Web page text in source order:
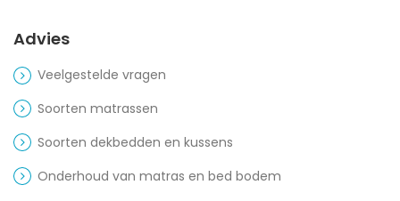
Advies
Veelgestelde vragen
Soorten matrassen
Soorten dekbedden en kussens
Onderhoud van matras en bed bodem